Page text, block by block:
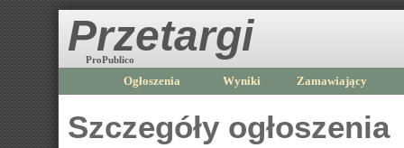
Przetargi
ProPublico
Ogłoszenia Wyniki Zamawiający
Szczegóły ogłoszenia